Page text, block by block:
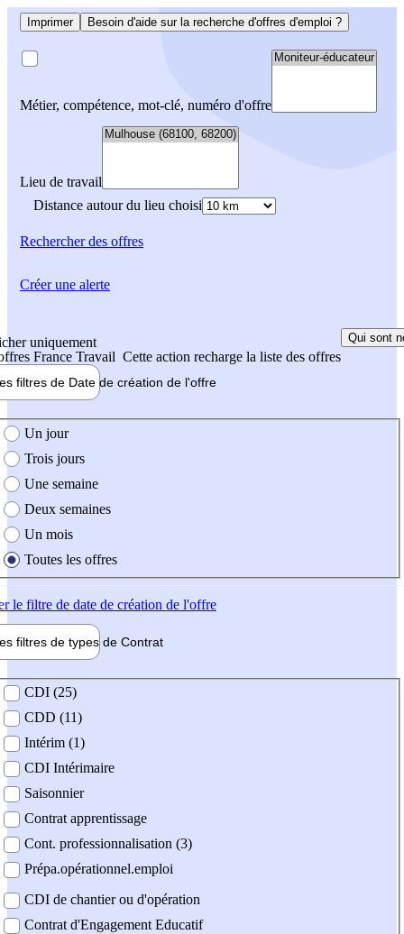
Imprimer Besoin d'aide sur la recherche d'offres d'emploi ?
Métier, compétence, mot-clé, numéro d'offre
Lieu de travail
Distance autour du lieu choisi
Rechercherdes offres
uniquement
France Travail Cette action recharge la liste des offres
Qui sont
filtres de Date de création de l'offre
création de l'offre
Un jour
Trois jours
Une semaine
Deux semaines
Un mois
Toutes les offres
le filtre de date de création de l'offre
filtres de types de Contrat
contrat
CDI (25)
CDD (11)
Intérim (1)
CDI Intérimaire
Saisonnier
Contrat apprentissage
Cont. professionnalisation (3)
Prépa.opérationnel.emploi
CDI de chantier ou d'opération
Contrat d'Engagement Educatif
Créer une alerte